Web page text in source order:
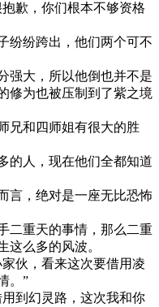
歉，你们根本不够资格
纷纷跨出，他们两个可不
强大，所以他倒也并不是
修为也被压制到了紫之境
兄和四师姐有很大的胜
的人，现在他们全都知道
言，绝对是一座无比恐怖
二重天的事情，那么二重
这么多的风波。
伙，看来这次要借用凌
。”
到幻灵路，这次我和你